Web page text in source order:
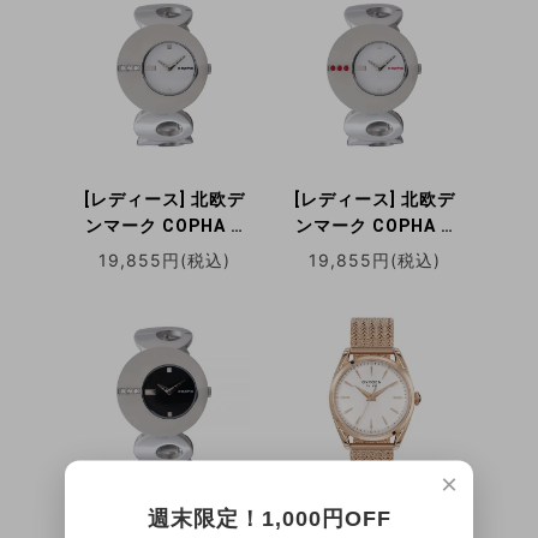
ーベルト ブラック ス
マートカジュアル ウ
ォッチ クォーツ腕時
計
ベルト ブラック スマ
ートカジュアル ウォ
ッチ クォーツ腕時計
[レディース] 北欧デ
ンマーク COPHA O
コプハ オー シルバー
ォッチ ラインストー
ン クォーツ腕時計 日
本限定
19,855円(税込)
[レディース] 北欧デ
ンマーク COPHA O
コプハ オー シルバー
レット ドレスウォッ
チ レッドラインスト
ーン クォーツ腕時計
日本限定
19,855円(税込)
[レディース] 北欧デ [レディース]
×
週末限定！1,000円OFF